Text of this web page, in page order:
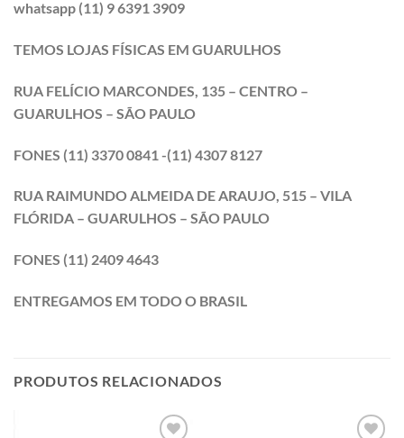
whatsapp (11) 9 6391 3909
TEMOS LOJAS FÍSICAS EM GUARULHOS
RUA FELÍCIO MARCONDES, 135 – CENTRO –
GUARULHOS – SÃO PAULO
FONES (11) 3370 0841 -(11) 4307 8127
RUA RAIMUNDO ALMEIDA DE ARAUJO, 515 – VILA
FLÓRIDA – GUARULHOS – SÃO PAULO
FONES (11) 2409 4643
ENTREGAMOS EM TODO O BRASIL
PRODUTOS RELACIONADOS